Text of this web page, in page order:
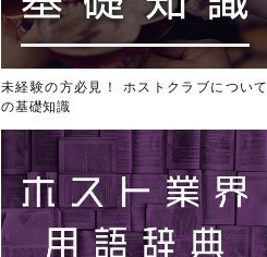
未経験の方必見！ ホストクラブについて
の基礎知識